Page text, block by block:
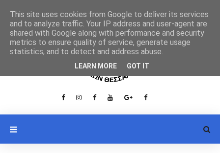
This site uses cookies from Google to deliver its services
and to analyze traffic. Your IP address and user-agent are
shared with Google along with performance and security
metrics to ensure quality of service, generate usage
statistics, and to detect and address abuse.
LEARN MORE GOT IT